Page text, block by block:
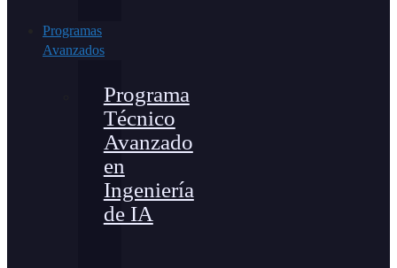
Programas
Avanzados
Programa
Técnico
Avanzado
en
Ingeniería
de IA